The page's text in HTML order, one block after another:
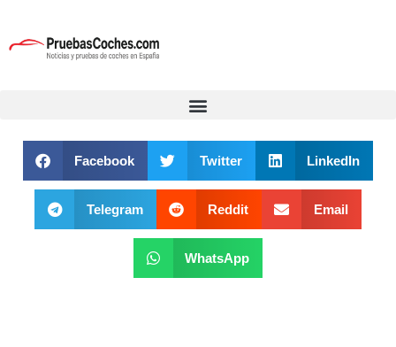
Facebook Twitter LinkedIn
Telegram Reddit Email
WhatsApp